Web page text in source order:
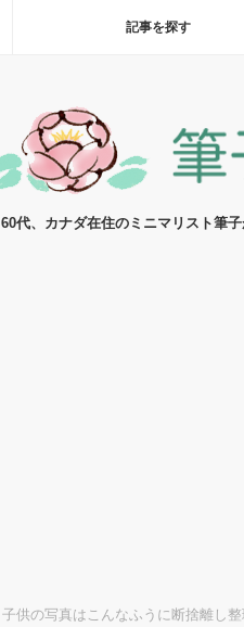
記事を探す
60代、カナダ在住のミニマリスト筆
子供の写真はこんなふうに断捨離し